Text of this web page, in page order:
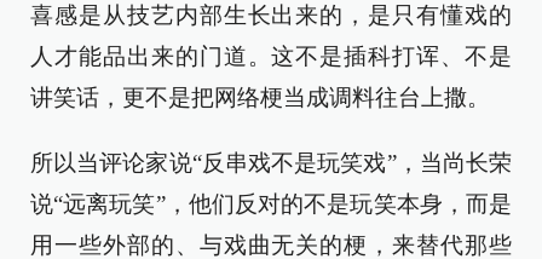
喜感是从技艺内部生长出来的，是只有懂戏的
人才能品出来的门道。这不是插科打诨、不是
讲笑话，更不是把网络梗当成调料往台上撒。
所以当评论家说“反串戏不是玩笑戏”，当尚长荣
说“远离玩笑”，他们反对的不是玩笑本身，而是
用一些外部的、与戏曲无关的梗，来替代那些